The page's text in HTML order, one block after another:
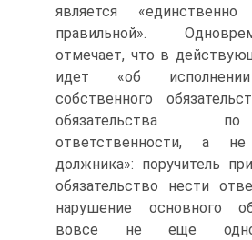
является
правильной».
отмечает, что в
идет «об исполнении
собственного
обязательства
ответственности, а не
должника»: поручитель
обязательство нести
нарушение основного
вовсе не еще одно,